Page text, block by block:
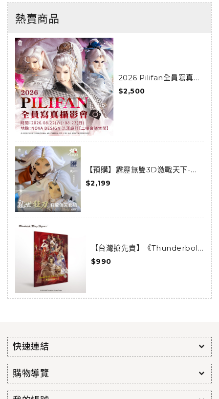
熱賣商品
2026 Pilifan全員寫真攝
$2,500
【預購】霹靂無雙3D激戰天下-亂
世狂刀-狂龍傲天套組(預購限定)
(已結束預購)
$2,199
【台灣搶先賣】《Thunderbolt
Fantasy 東離劍遊紀》-
Moments-
$990
快速連結
購物導覽